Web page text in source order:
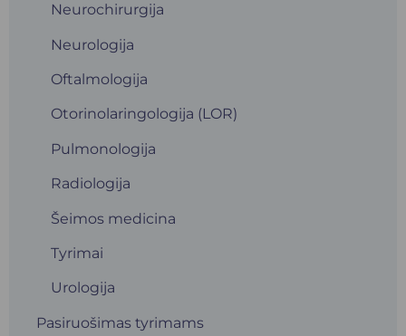
Neurochirurgija
Neurologija
Oftalmologija
Otorinolaringologija (LOR)
Pulmonologija
Radiologija
Šeimos medicina
Tyrimai
Urologija
Pasiruošimas tyrimams